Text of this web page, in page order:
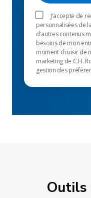
J'accepte de
personnalisées de
d'autres contenus
besoins de mon
moment choisir de
marketing de C.H.
gestion des
Outils